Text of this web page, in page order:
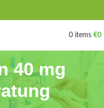
0 items €0
40 mg